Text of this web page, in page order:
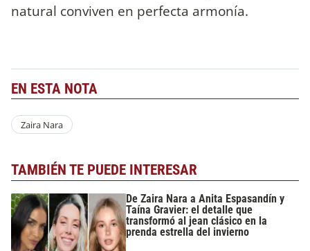
natural conviven en perfecta armonía.
EN ESTA NOTA
Zaira Nara
TAMBIÉN TE PUEDE INTERESAR
De Zaira Nara a Anita Espasandín y
Taína Gravier: el detalle que
transformó al jean clásico en la
prenda estrella del invierno